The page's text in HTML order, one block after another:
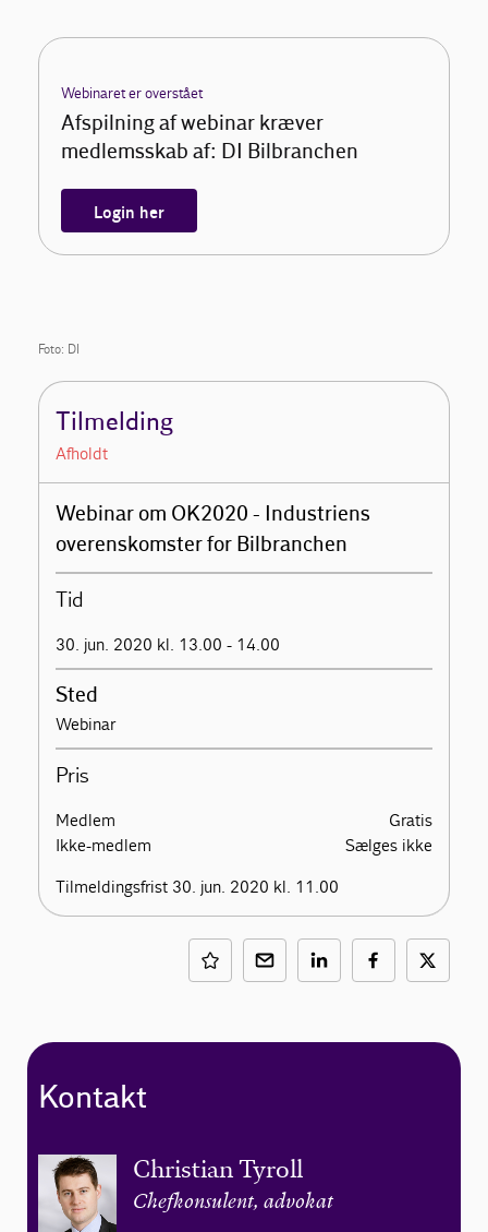
Webinaret er overstået
Afspilning af webinar kræver
medlemsskab af: DI Bilbranchen
Login her
Foto: DI
Tilmelding
Afholdt
Webinar om OK2020 - Industriens
overenskomster for Bilbranchen
Tid
30. jun. 2020 kl. 13.00 - 14.00
Sted
Webinar
Pris
Medlem
Gratis
Ikke-medlem
Sælges ikke
Tilmeldingsfrist 30. jun. 2020 kl. 11.00
Kontakt
Christian Tyroll
Chefkonsulent, advokat